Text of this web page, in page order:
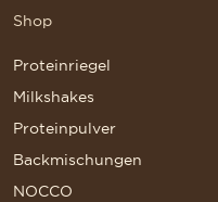
Shop
Proteinriegel
Milkshakes
Proteinpulver
Backmischungen
NOCCO